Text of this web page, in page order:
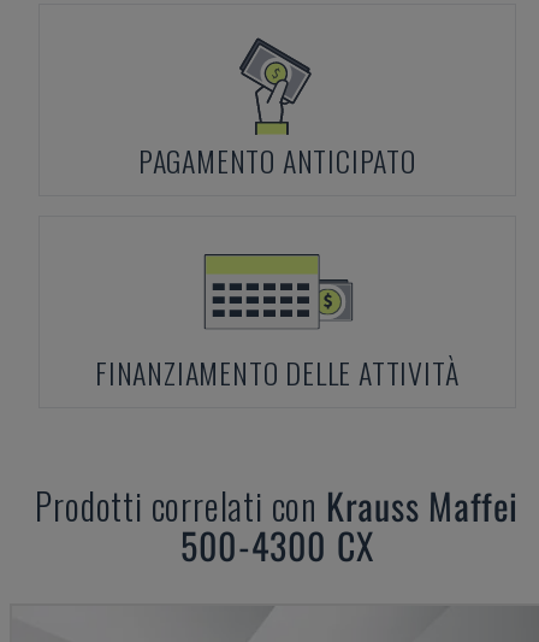
PAGAMENTO ANTICIPATO
FINANZIAMENTO DELLE ATTIVITÀ
Prodotti correlati con Krauss Maffei
500-4300 CX